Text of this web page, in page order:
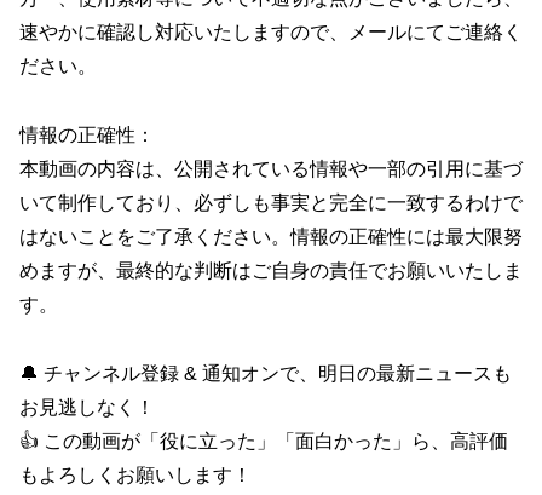
速やかに確認し対応いたしますので、メールにてご連絡く
ださい。
情報の正確性：
本動画の内容は、公開されている情報や一部の引用に基づ
いて制作しており、必ずしも事実と完全に一致するわけで
はないことをご了承ください。情報の正確性には最大限努
めますが、最終的な判断はご自身の責任でお願いいたしま
す。
🔔 チャンネル登録 & 通知オンで、明日の最新ニュースも
お見逃しなく！
👍 この動画が「役に立った」「面白かった」ら、高評価
もよろしくお願いします！